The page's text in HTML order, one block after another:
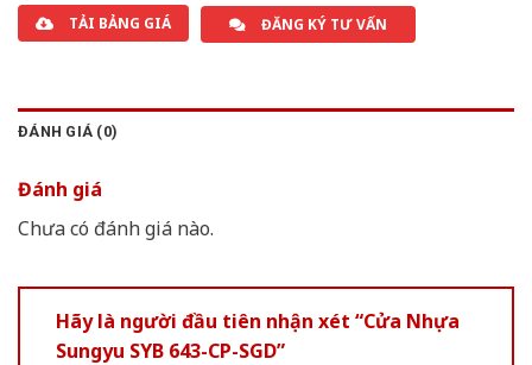
TẢI BẢNG GIÁ ĐĂNG KÝ TƯ VẤN
ĐÁNH GIÁ (0)
Đánh giá
Chưa có đánh giá nào.
Hãy là người đầu tiên nhận xét “Cửa Nhựa
Sungyu SYB 643-CP-SGD”